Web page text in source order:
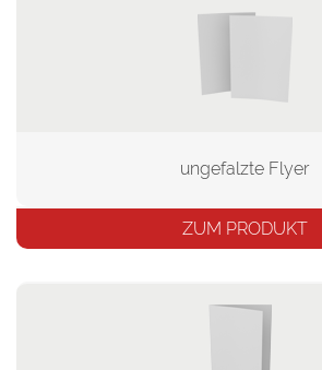
ungefalzte Flyer
ZUM PRODUKT